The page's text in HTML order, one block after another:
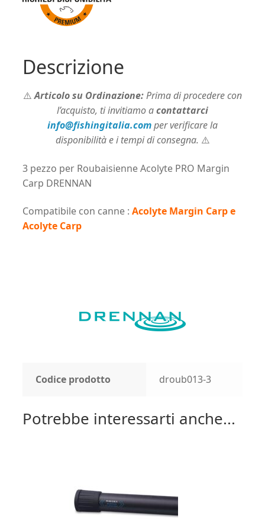
Carp
DRENNAN
Descrizione
⚠️Articolo su Ordinazione:Prima di procedere con
l’acquisto, ti invitiamo acontattarci
info@fishingitalia.comper verificare la
disponibilità e i tempi di consegna. ⚠️
3 pezzo per Roubaisienne Acolyte PRO Margin
Carp DRENNAN
Compatibile con canne : Acolyte Margin Carp e
Acolyte Carp
Codice prodotto droub013-3
Potrebbe interessarti anche...